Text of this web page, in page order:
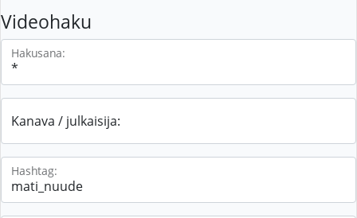
Videohaku
Hakusana:
Kanava / julkaisija:
Hashtag: